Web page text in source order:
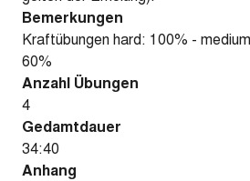
Bemerkungen
Kraftübungen hard: 100% -
60%
Anzahl Übungen
4
Gedamtdauer
34:40
Anhang